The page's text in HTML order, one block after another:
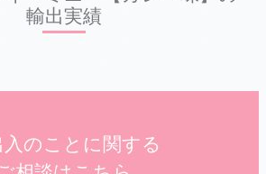
輸出実績
のことに関する